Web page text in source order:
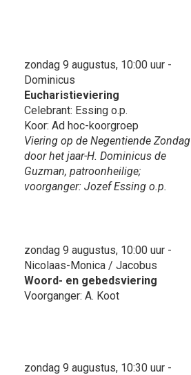
zondag 9 augustus, 10:00 uur -
Dominicus
Eucharistieviering
Celebrant: Essing o.p.
Koor: Ad hoc-koorgroep
Viering op de Negentiende Zondag
door het jaar-H. Dominicus de
Guzman, patroonheilige;
voorganger: Jozef Essing o.p.
zondag 9 augustus, 10:00 uur -
Nicolaas-Monica / Jacobus
Woord- en gebedsviering
Voorganger: A. Koot
zondag 9 augustus, 10:30 uur -